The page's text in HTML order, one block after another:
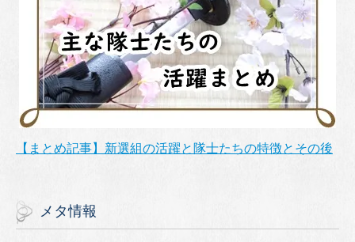
【まとめ記事】新選組の活躍と隊士たちの特徴とその後
メタ情報